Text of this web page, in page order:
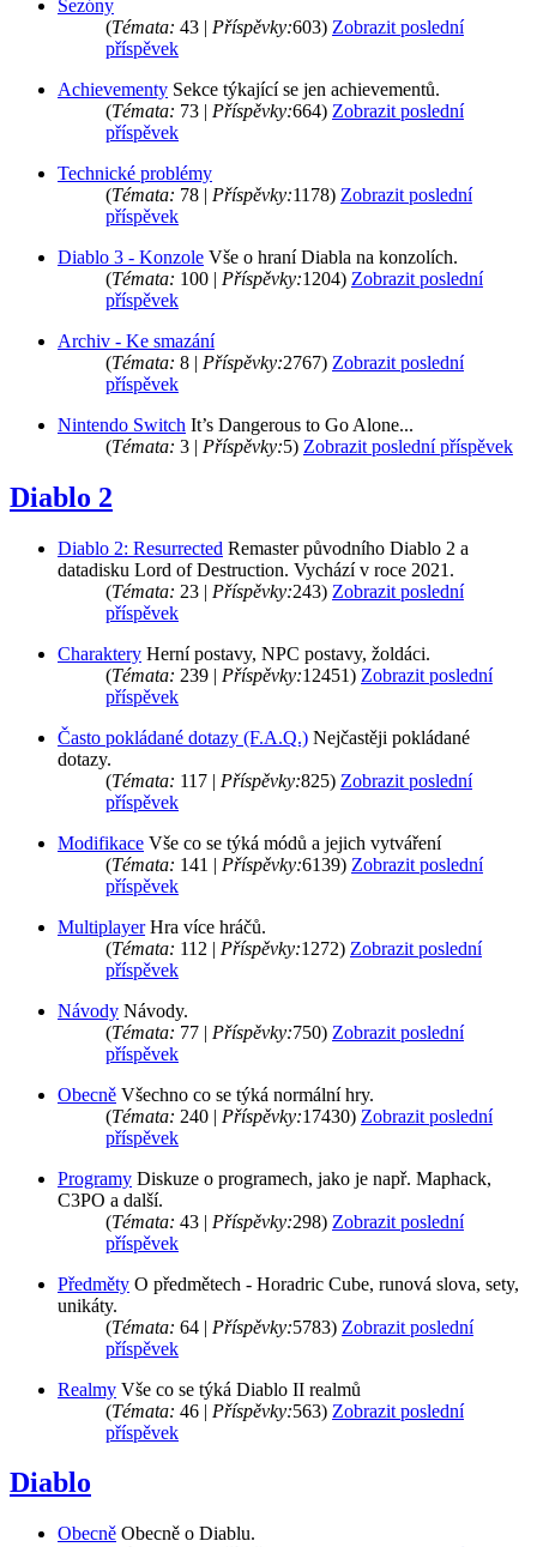
Sezóny
(Témata: 43 | Příspěvky:603) Zobrazit poslední
příspěvek
Achievementy Sekce týkající se jen achievementů.
(Témata: 73 | Příspěvky:664) Zobrazit poslední
příspěvek
Technické problémy
(Témata: 78 | Příspěvky:1178) Zobrazit poslední
příspěvek
Diablo 3 - Konzole Vše o hraní Diabla na konzolích.
(Témata: 100 | Příspěvky:1204) Zobrazit poslední
příspěvek
Archiv - Ke smazání
(Témata: 8 | Příspěvky:2767) Zobrazit poslední
příspěvek
Nintendo Switch It’s Dangerous to Go Alone...
(Témata: 3 | Příspěvky:5) Zobrazit poslední příspěvek
Diablo 2
Diablo 2: Resurrected Remaster původního Diablo 2 a
datadisku Lord of Destruction. Vychází v roce 2021.
(Témata: 23 | Příspěvky:243) Zobrazit poslední
příspěvek
Charaktery Herní postavy, NPC postavy, žoldáci.
(Témata: 239 | Příspěvky:12451) Zobrazit poslední
příspěvek
Často pokládané dotazy (F.A.Q.) Nejčastěji pokládané
dotazy.
(Témata: 117 | Příspěvky:825) Zobrazit poslední
příspěvek
Modifikace Vše co se týká módů a jejich vytváření
(Témata: 141 | Příspěvky:6139) Zobrazit poslední
příspěvek
Multiplayer Hra více hráčů.
(Témata: 112 | Příspěvky:1272) Zobrazit poslední
příspěvek
Návody Návody.
(Témata: 77 | Příspěvky:750) Zobrazit poslední
příspěvek
Obecně Všechno co se týká normální hry.
(Témata: 240 | Příspěvky:17430) Zobrazit poslední
příspěvek
Programy Diskuze o programech, jako je např. Maphack,
C3PO a další.
(Témata: 43 | Příspěvky:298) Zobrazit poslední
příspěvek
Předměty O předmětech - Horadric Cube, runová slova, sety,
unikáty.
(Témata: 64 | Příspěvky:5783) Zobrazit poslední
příspěvek
Realmy Vše co se týká Diablo II realmů
(Témata: 46 | Příspěvky:563) Zobrazit poslední
příspěvek
Diablo
Obecně Obecně o Diablu.